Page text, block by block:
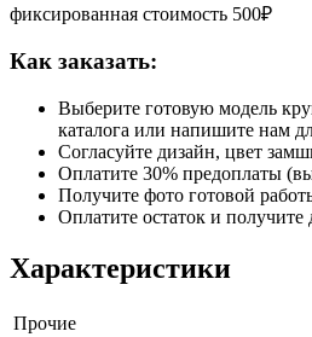
фиксированная стоимость 500₽
Как заказать:
Выберите готовую модель
каталога или напишите нам
Согласуйте дизайн, цвет
Оплатите 30% предоплаты
Получите фото готовой
Оплатите остаток и получите
Характеристики
Прочие